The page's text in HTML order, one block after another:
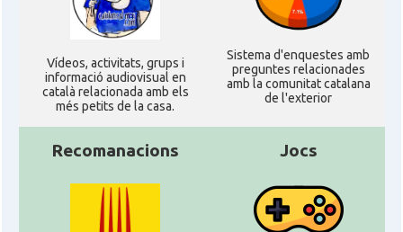
Ví­deos, activitats, grups i
informació audiovisual en
català relacionada amb els
més petits de la casa.
Sistema d'enquestes amb
preguntes relacionades
amb la comunitat catalana
de l'exterior
Recomanacions Jocs